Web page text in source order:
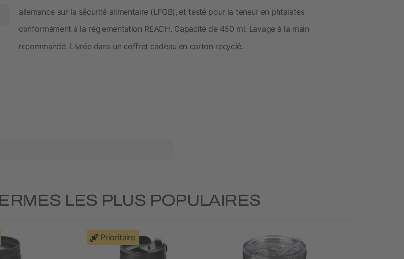
allemande sur la sécurité alimentaire (LFGB), et testé pour la teneur en phtalates
conformément à la réglementation REACH. Capacité de 450 ml. Lavage à la main
recommandé. Livrée dans un coffret cadeau en carton recyclé.
LES PLUS POPULAIRES
Prioritaire